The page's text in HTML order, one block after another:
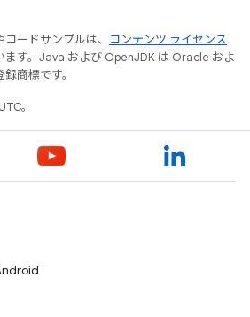
ードサンプルは、
コンテンツ ライセンス
ます。Java および OpenJDK は Oracle およ
商標です。
。